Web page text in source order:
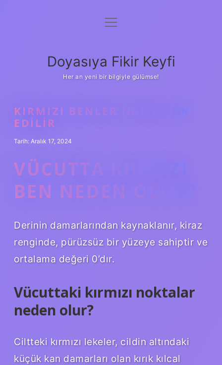
Anasayfa
Yasal Uyarı
menüyü
Doyasıya Fikir Keyfi
Her an yeni bir bilgiyle gülümse!
KIRMIZI BENLER NASIL YOK
EDILIR
Tarih: Aralık 17, 2024
VÜCUTTA KIRMIZI
BEN NEDEN OLUR?
Derinin damarlarından kaynaklanır, kiraz
renginde, pürüzsüz bir yüzeye sahiptir ve
ortalama değeri 0’dır.
Vücuttaki kırmızı noktalar
neden olur?
Ciltteki kırmızı lekeler, cildin altındaki
küçük kan damarları olan kırık kılcal